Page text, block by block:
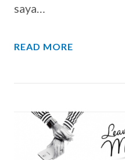
saya…
READ MORE